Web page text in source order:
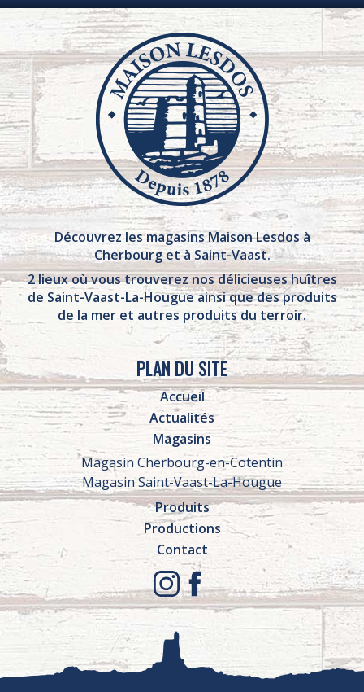
Découvrez les magasins Maison Lesdos à
Cherbourg et à Saint-Vaast.
2 lieux où vous trouverez nos délicieuses huîtres
de Saint-Vaast-La-Hougue ainsi que des produits
de la mer et autres produits du terroir.
PLAN DU SITE
Accueil
Actualités
Magasins
Magasin Cherbourg-en-Cotentin
Magasin Saint-Vaast-La-Hougue
Produits
Productions
Contact